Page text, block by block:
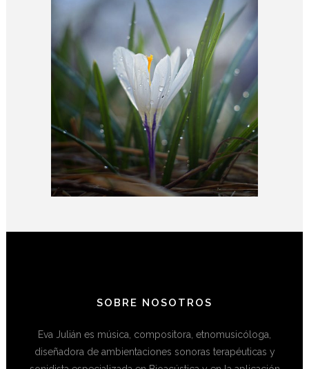
SOBRE NOSOTROS
Eva Julián es música, compositora, etnomusicóloga,
diseñadora de ambientaciones sonoras terapéuticas y